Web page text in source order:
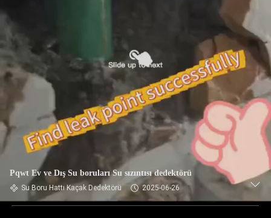
Pqwt Ev ve Dış Su boruları Su sızıntısı dedektörü
Su Boru Hattı Kaçak Dedektörü 2025-06-26